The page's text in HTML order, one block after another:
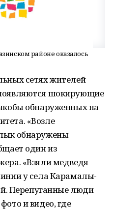
районе оказалось
сетях жителей
шокирующие
обнаруженных на
«Возле
обнаружены
один из
«Взяли медведя
у села Карамалы-
Перепуганные люди
и видео, где